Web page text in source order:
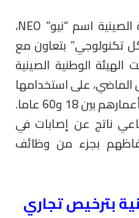
وتحمل الشريحة الدماغية الصينية اسم “نيو” NEO،
تكنولوجي” بتعاون مع
الوطنية الصينية
الماضي، على استخدامها
لدى المرضى الذين تتراوح أعمارهم بين 18 و60 عاما.
ناتج عن إصابات في
بجزء من وظائف
بترخيص تجاري